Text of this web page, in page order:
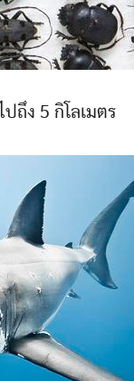
ถึง 5 กิโลเมตร